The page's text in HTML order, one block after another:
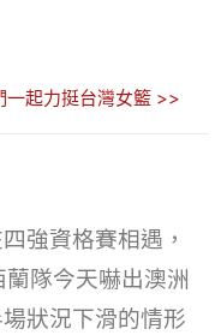
一起力挺台灣女籃 >>
強資格賽相遇，
隊今天嚇出澳洲
狀況下滑的情形